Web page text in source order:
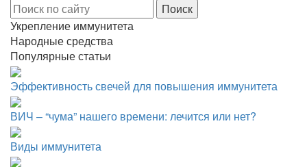
Укрепление иммунитета
Народные средства
Популярные статьи
Эффективность свечей для повышения иммунитета
ВИЧ – “чума” нашего времени: лечится или нет?
Виды иммунитета